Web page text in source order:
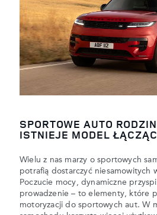
SPORTOWE AUTO
ISTNIEJE MODEL
Wielu z nas marzy o sportowych
potrafią dostarczyć niesamowitych
Poczucie mocy, dynamiczne
prowadzenie – to elementy, które
motoryzacji do sportowych aut. W